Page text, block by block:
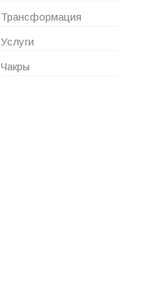
Трансформация
Услуги
Чакры